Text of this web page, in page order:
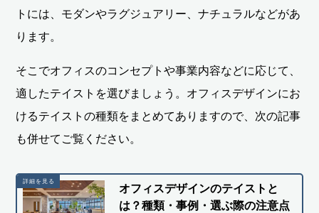
トには、モダンやラグジュアリー、ナチュラルなどがあ
ります。
そこでオフィスのコンセプトや事業内容などに応じて、
適したテイストを選びましょう。オフィスデザインにお
けるテイストの種類をまとめてありますので、次の記事
も併せてご覧ください。
オフィスデザインのテイストと
は？種類・事例・選ぶ際の注意点